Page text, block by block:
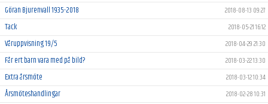
Göran Bjurenvall 1935-2018 2018-08-13 09:27
Tack 2018-05-21 16:12
Våruppvisning 19/5 2018-04-29 21:30
Får ert barn vara med på bild? 2018-03-22 13:30
Extra årsmöte 2018-03-12 10:34
Årsmöteshandlingar 2018-02-28 10:31